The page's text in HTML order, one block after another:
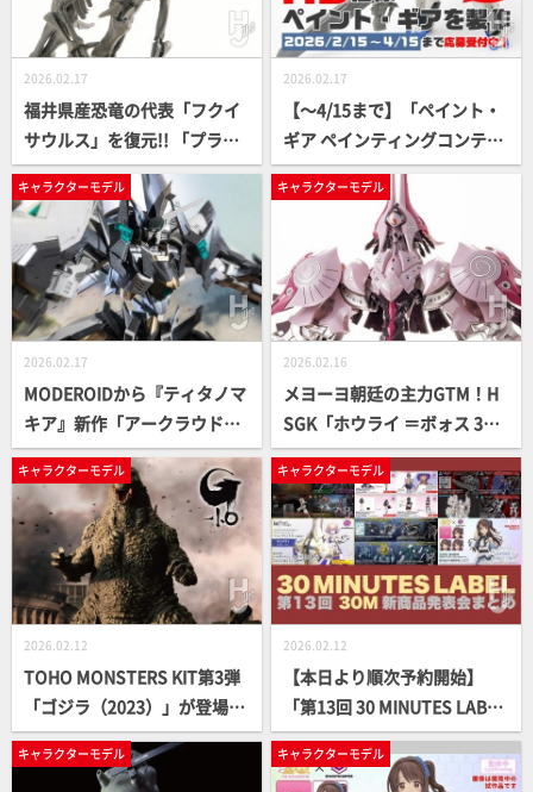
2026.02.17
福井県産恐竜の代表「フクイ
サウルス」を復元!! 「プラノ
サウルス パラサウロロフ
ス」を基に最新骨格をプラキ
ットで再現！【プラノサウル
ス復元プロジェクト】
2026.02.17
【～4/15まで】「ペイント・
ギア ペインティングコンテス
ト」の募集が開始！HJスタッ
フがHJ仕様「ペイント・ギ
ア」を製作してエキシビショ
ンチャレンジ！（改造編）
キャラクターモデル
2026.02.17
MODEROIDから『ティタノマ
キア』新作「アークラウド」
登場！ パール調のカラーリン
グとディテールアップでシャ
ープに仕上げてキットレビュ
ー！
キャラクターモデル
2026.02.16
メヨーヨ朝廷の主力GTM！H
SGK「ホウライ ＝ボォス 306
9/3073＝」が2月21日（土）
から開催の『ボークス F.S.S.
シリーズ展 in 大阪SR 2026
冬』にて会場限定販売!【ファ
イブスター物語】
キャラクターモデル
2026.02.12
TOHO MONSTERS KIT第3弾
「ゴジラ（2023）」が登場！
ディテール＆ポージングを微
調整してビネットを製作
キャラクターモデル
2026.02.12
【本日より順次予約開始】
「第13回 30 MINUTES LABEL
新商品発表会」で発表された
30MM、30MS、30MFの新商
キャラクターモデル キャラクターモデル